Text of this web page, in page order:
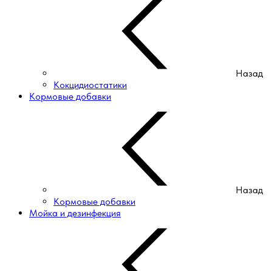
Назад
Кокцидиостатики
Кормовые добавки
Назад
Кормовые добавки
Мойка и дезинфекция